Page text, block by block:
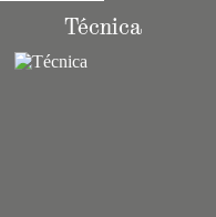
Técnica